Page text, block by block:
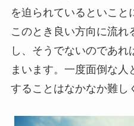
を迫られているといこと
このとき良い方向に流れ
し、そうでないのであれ
まいます。一度面倒な人
することはなかなか難し